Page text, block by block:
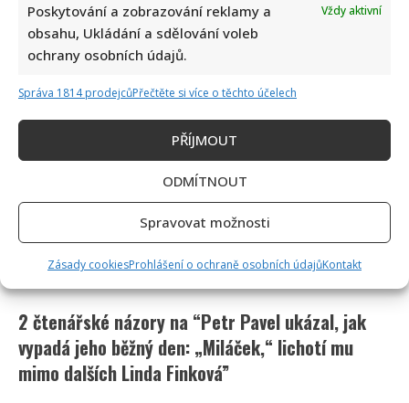
Poskytování a zobrazování reklamy a
obsahu, Ukládání a sdělování voleb
ochrany osobních údajů.
Vždy aktivní
Správa 1814 prodejcůPřečtěte si více o těchto účelech
PŘÍJMOUT
ODMÍTNOUT
Spravovat možnosti
Zásady cookiesProhlášení o ochraně osobních údajůKontakt
2 čtenářské názory na “Petr Pavel ukázal, jak
vypadá jeho běžný den: „Miláček,“ lichotí mu
mimo dalších Linda Finková”